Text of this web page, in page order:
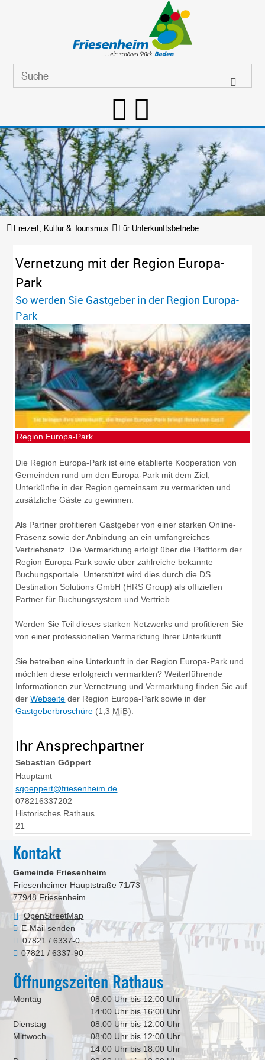
Freizeit, Kultur & Tourismus Für Unterkunftsbetriebe
Vernetzung mit der Region Europa-
Park
So werden Sie Gastgeber in der Region Europa-
Park
Region Europa-Park
Die Region Europa-Park ist eine etablierte Kooperation von
Gemeinden rund um den Europa-Park mit dem Ziel,
Unterkünfte in der Region gemeinsam zu vermarkten und
zusätzliche Gäste zu gewinnen.
Als Partner profitieren Gastgeber von einer starken Online-
Präsenz sowie der Anbindung an ein umfangreiches
Vertriebsnetz. Die Vermarktung erfolgt über die Plattform der
Region Europa-Park sowie über zahlreiche bekannte
Buchungsportale. Unterstützt wird dies durch die DS
Destination Solutions GmbH (HRS Group) als offiziellen
Partner für Buchungssystem und Vertrieb.
Werden Sie Teil dieses starken Netzwerks und profitieren Sie
von einer professionellen Vermarktung Ihrer Unterkunft.
Sie betreiben eine Unterkunft in der Region Europa-Park und
möchten diese erfolgreich vermarkten? Weiterführende
Informationen zur Vernetzung und Vermarktung finden Sie auf
derWebseite der Region Europa-Park sowie in der
Gastgeberbroschüre (1,3 MiB)
Ihr Ansprechpartner
Sebastian Göppert
Hauptamt
sgoeppert@friesenheim.de
078216337202
Historisches Rathaus
21
Kontakt
Gemeinde Friesenheim
Friesenheimer Hauptstraße 71/73
77948 Friesenheim
OpenStreetMap
E-Mail senden
07821 / 6337-0
07821 / 6337-90
Öffnungszeiten Rathaus
Montag
08:00 Uhr bis 12:00 Uhr
14:00 Uhr bis 16:00 Uhr
Dienstag
08:00 Uhr bis 12:00 Uhr
Mittwoch
08:00 Uhr bis 12:00 Uhr
14:00 Uhr bis 18:00 Uhr